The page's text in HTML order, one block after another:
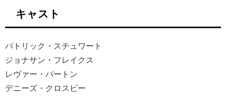
キャスト
パトリック・スチュワート
ジョナサン・フレイクス
レヴァー・バートン
デニーズ・クロスビー